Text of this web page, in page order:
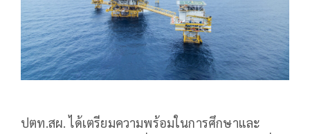
ปตท.สผ. ได้เตรียมความพร้อมในการศึกษาและ